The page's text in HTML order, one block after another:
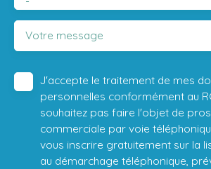
Votre message
J'accepte le traitement de mes
personnelles conformément au
souhaitez pas faire l'objet de
commerciale par voie
vous inscrire gratuitement sur la
au démarchage téléphonique,